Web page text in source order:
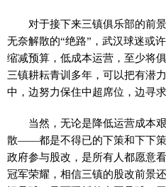
对于接下来三镇俱乐部的前
无奈解散的“绝路”，武汉球迷或
缩减预算，低成本运营，至少将
三镇耕耘青训多年，可以把有潜
中，边努力保住中超席位，边寻求
当然，无论是降低运营成本
散——都是不得已的下策和下下
政府参与股改，是所有人都愿意
冠军荣耀，相信三镇的股改前景